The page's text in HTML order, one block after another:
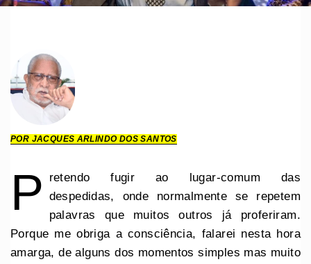
POR JACQUES ARLINDO DOS SANTOS
P
retendo fugir ao lugar-comum das
despedidas, onde normalmente se repetem
palavras que muitos outros já proferiram.
Porque me obriga a consciência, falarei nesta hora
amarga, de alguns dos momentos simples mas muito